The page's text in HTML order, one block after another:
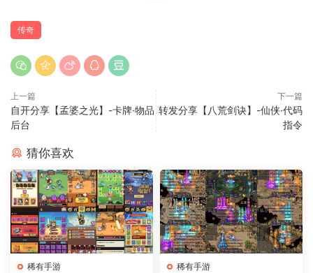
传奇
上一篇
自开分享【孟婆之光】-卡牌·物品
后台
下一篇
转发分享【八荒剑诀】-仙侠·代码
指令
猜你喜欢
稀有手游
稀有手游